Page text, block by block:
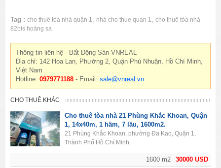
Tag : cho thuê tòa nhà quận 1, nhà cho thue quan 1,cho thuê tòa nhà
82bis hoàng sa
Thông tin liên hệ - Bất Động Sản VNREAL
Địa chỉ: 142 Hoa Lan, Phường 2, Quận Phú Nhuận, Hồ Chí Minh,
Việt Nam
Hotline:0979771188 - Email:sale@vnreal.vn
CHO THUÊ KHÁC
30000 USD
1600 m2
Cho thuê tòa nhà 21 Phùng Khắc Khoan, Quận
1, 14x40m, 1 hầm, 7 lầu, 1600m2.
21 Phùng Khắc Khoan, phường Đa Kao, Quận 1,
Thành Phố Hồ Chí Minh